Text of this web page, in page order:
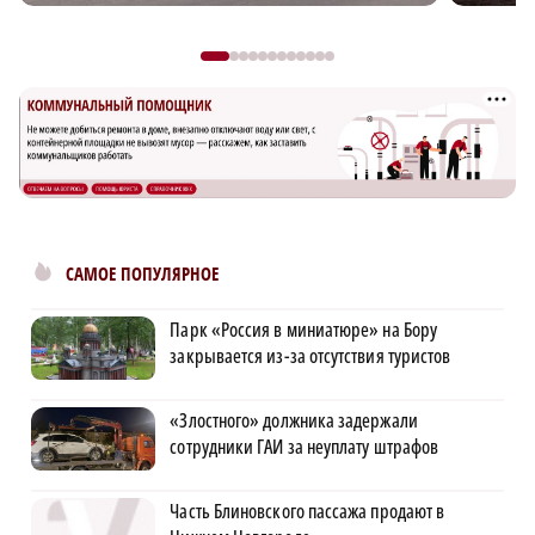
САМОЕ ПОПУЛЯРНОЕ
Парк «Россия в миниатюре» на Бору
закрывается из-за отсутствия туристов
«Злостного» должника задержали
сотрудники ГАИ за неуплату штрафов
Часть Блиновского пассажа продают в